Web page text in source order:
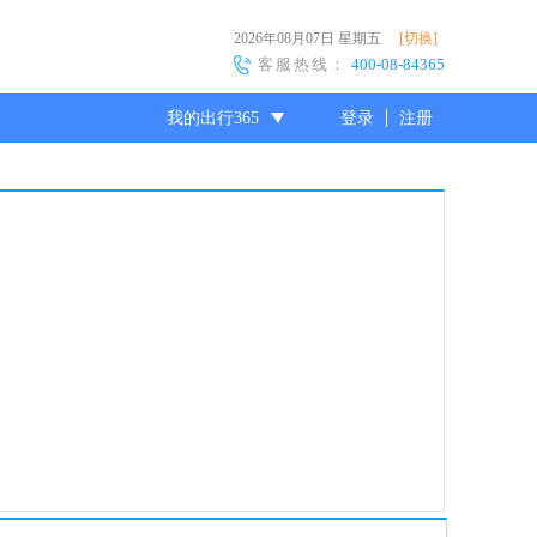
2026年08月07日 星期五 [切换]
客服热线： 400-08-84365
我的出行365 登录 注册